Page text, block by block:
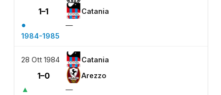
1–1 Catania
●
—
1984-1985
28 Ott 1984 Catania
1–0 Arezzo
▲
—